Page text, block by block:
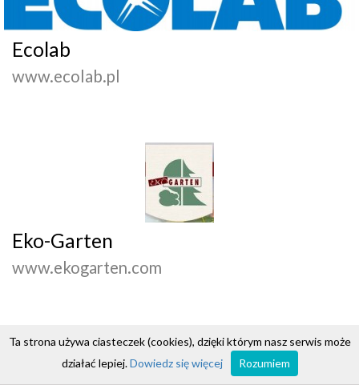
Ecolab
www.ecolab.pl
Eko-Garten
www.ekogarten.com
Ta strona używa ciasteczek (cookies), dzięki którym nasz serwis może
działać lepiej.Dowiedz się więcej Rozumiem